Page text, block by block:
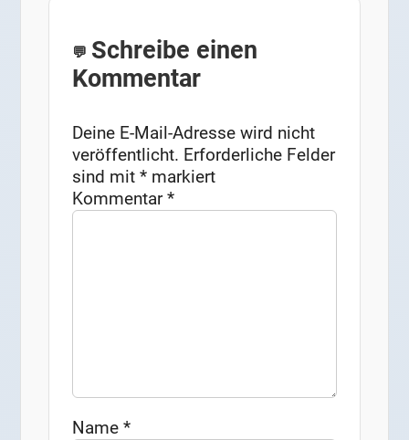
Schreibe einen
Kommentar
Deine E-Mail-Adresse wird nicht
veröffentlicht. Erforderliche Felder
sind mit* markiert
Kommentar*
Name*